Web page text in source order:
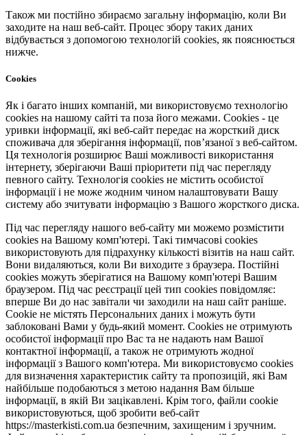
Також ми постійно збираємо загальну інформацію, коли Ви
заходите на наш веб-сайт. Процес збору таких даних
відбувається з допомогою технологій cookies, як пояснюється
нижче.
Cookies
Як і багато інших компаній, ми використовуємо технологію
cookies на нашому сайті та поза його межами. Cookies - це
уривки інформації, які веб-сайт передає на жорсткий диск
споживача для зберігання інформації, пов’язаної з веб-сайтом.
Ця технологія розширює Ваші можливості використання
інтернету, зберігаючи Ваші пріоритети під час перегляду
певного сайту. Технологія cookies не містить особистої
інформації і не може жодним чином налаштовувати Вашу
систему або зчитувати інформацію з Вашого жорсткого диска.
Під час перегляду нашого веб-сайту ми можемо розмістити
cookies на Вашому комп'ютері. Такі тимчасові cookies
використовують для підрахунку кількості візитів на наш сайт.
Вони видаляються, коли Ви виходите з браузера. Постійні
cookies можуть зберігатися на Вашому комп'ютері Вашим
браузером. Під час реєстрації цей тип cookies повідомляє:
вперше Ви до нас завітали чи заходили на наш сайт раніше.
Cookie не містять Персональних даних і можуть бути
заблоковані Вами у будь-який момент. Сookies не отримують
особистої інформації про Вас та не надають нам Вашої
контактної інформації, а також не отримують жодної
інформації з Вашого комп'ютера. Ми використовуємо cookies
для визначення характеристик сайту та пропозицій, які Вам
найбільше подобаються з метою надання Вам більше
інформації, в якій Ви зацікавлені. Крім того, файли cookie
використовуються, щоб зробити веб-сайт
https://masterkisti.com.ua безпечним, захищеним і зручним.